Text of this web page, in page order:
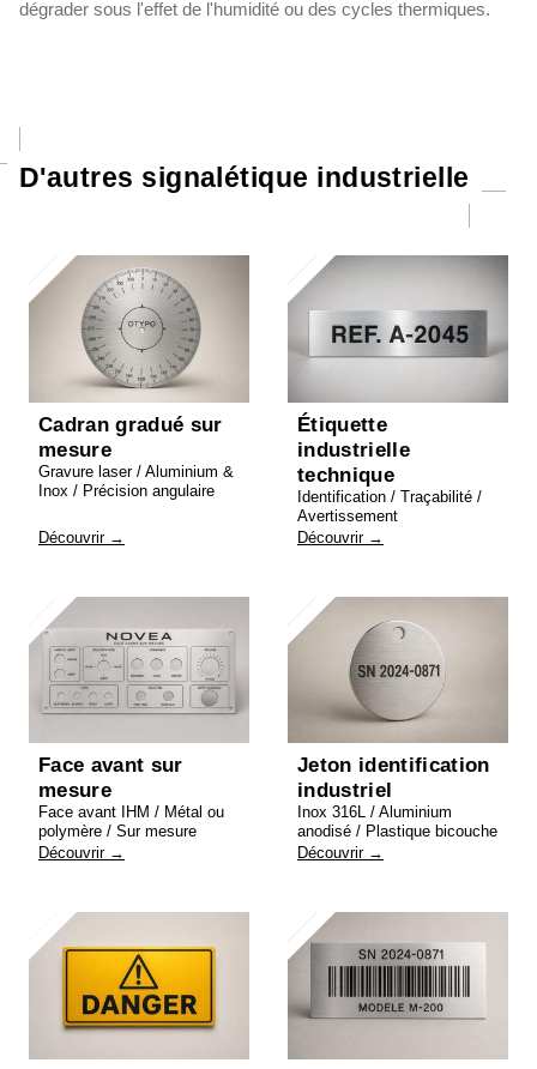
dégrader sous l'effet de l'humidité ou des cycles thermiques.
D'autres signalétique industrielle
Cadran gradué sur
mesure
Gravure laser / Aluminium &
Inox / Précision angulaire
Découvrir →
Étiquette
industrielle
technique
Identification / Traçabilité /
Avertissement
Découvrir →
Face avant sur
mesure
Face avant IHM / Métal ou
polymère / Sur mesure
Découvrir →
Jeton identification
industriel
Inox 316L / Aluminium
anodisé / Plastique bicouche
Découvrir →